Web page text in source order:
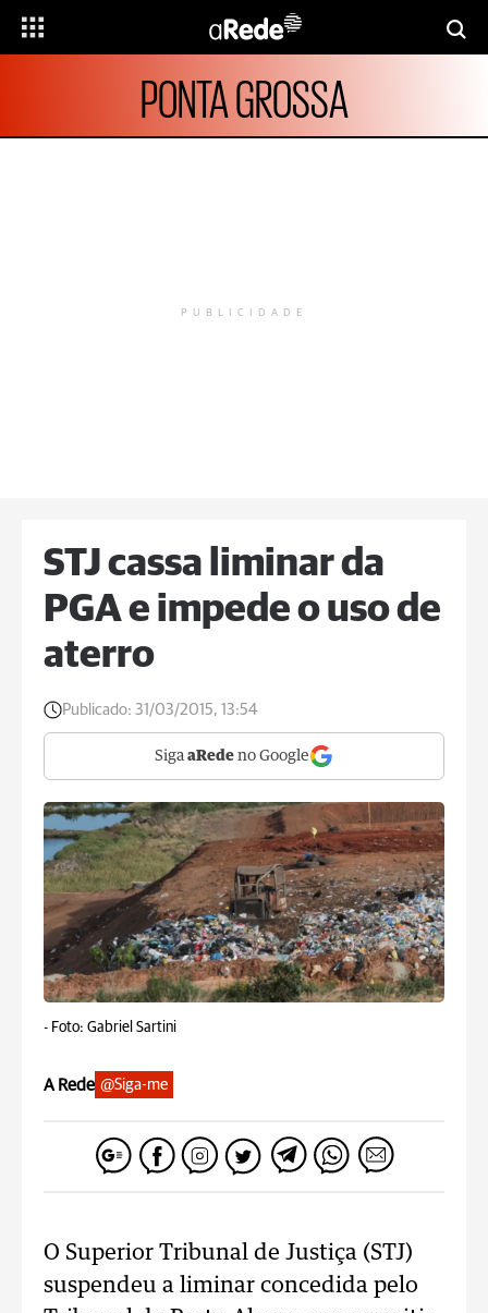
PONTA GROSSA
PUBLICIDADE
STJ cassa liminar da
PGA e impede o uso de
aterro
Publicado: 31/03/2015, 13:54
Siga aRede no Google
- Foto: Gabriel Sartini
A Rede @Siga-me
O Superior Tribunal de Justiça (STJ)
suspendeu a liminar concedida pelo